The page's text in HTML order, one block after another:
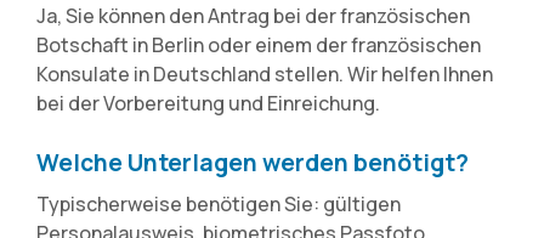
Ja, Sie können den Antrag bei der französischen
Botschaft in Berlin oder einem der französischen
Konsulate in Deutschland stellen. Wir helfen Ihnen
bei der Vorbereitung und Einreichung.
Welche Unterlagen werden benötigt?
Typischerweise benötigen Sie: gültigen